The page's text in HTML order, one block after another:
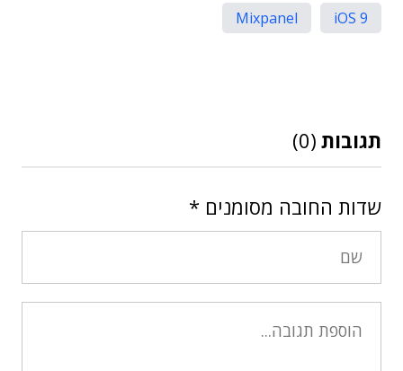
iOS 9
Mixpanel
תגובות (0)
שדות החובה מסומנים *